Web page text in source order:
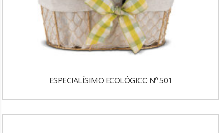
ESPECIALÍSIMO ECOLÓGICO Nº 501